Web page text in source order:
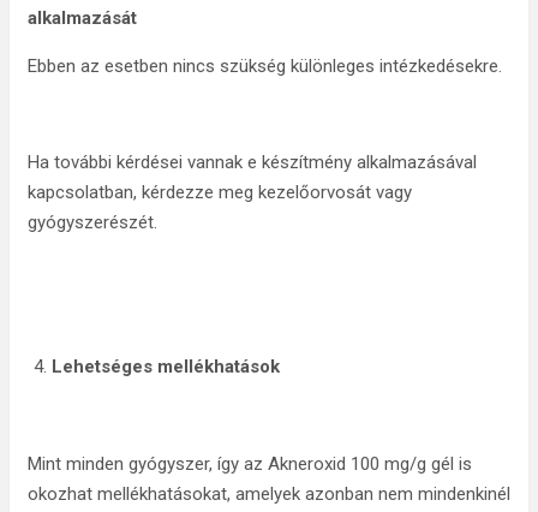
alkalmazását
Ebben az esetben nincs szükség különleges intézkedésekre.
Ha további kérdései vannak e készítmény alkalmazásával
kapcsolatban, kérdezze meg kezelőorvosát vagy
gyógyszerészét.
Lehetséges mellékhatások
Mint minden gyógyszer, így az Akneroxid 100 mg/g gél is
okozhat mellékhatásokat, amelyek azonban nem mindenkinél